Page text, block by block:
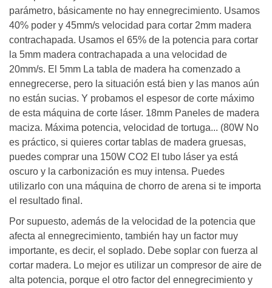
parámetro, básicamente no hay ennegrecimiento. Usamos
40% poder y 45mm/s velocidad para cortar 2mm madera
contrachapada. Usamos el 65% de la potencia para cortar
la 5mm madera contrachapada a una velocidad de
20mm/s. El 5mm La tabla de madera ha comenzado a
ennegrecerse, pero la situación está bien y las manos aún
no están sucias. Y probamos el espesor de corte máximo
de esta máquina de corte láser. 18mm Paneles de madera
maciza. Máxima potencia, velocidad de tortuga... (80W No
es práctico, si quieres cortar tablas de madera gruesas,
puedes comprar una 150W CO2 El tubo láser ya está
oscuro y la carbonización es muy intensa. Puedes
utilizarlo con una máquina de chorro de arena si te importa
el resultado final.
Por supuesto, además de la velocidad de la potencia que
afecta al ennegrecimiento, también hay un factor muy
importante, es decir, el soplado. Debe soplar con fuerza al
cortar madera. Lo mejor es utilizar un compresor de aire de
alta potencia, porque el otro factor del ennegrecimiento y